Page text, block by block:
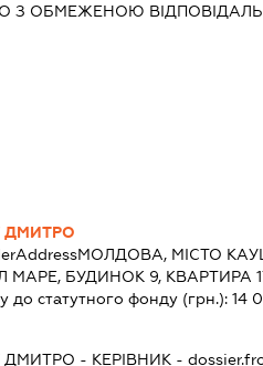
З ОБМЕЖЕНОЮ
ДМИТРО
МОЛДОВА, МІСТО
МАРЕ, БУДИНОК 9, КВАРТИРА
до статутного фонду (грн.): 14
ДМИТРО - КЕРІВНИК -